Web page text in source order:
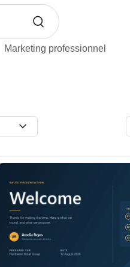
Marketing professionnel